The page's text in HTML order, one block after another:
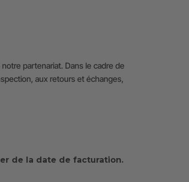
partenariat. Dans le cadre de
aux retours et échanges,
de la date de facturation.